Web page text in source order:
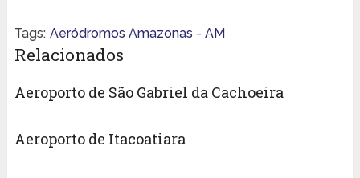
Tags: Aeródromos Amazonas - AM
Relacionados
Aeroporto de São Gabriel da Cachoeira
Aeroporto de Itacoatiara